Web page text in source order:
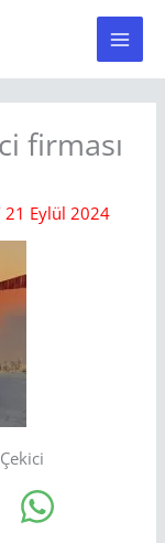
firması
21 Eylül 2024